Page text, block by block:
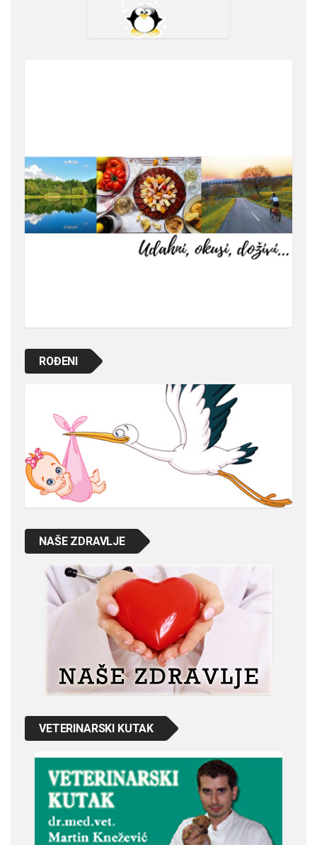
ROĐENI
NAŠE ZDRAVLJE
VETERINARSKI KUTAK